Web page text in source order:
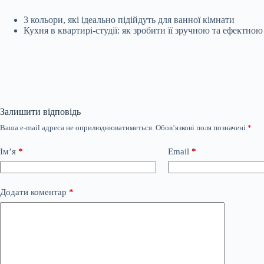
3 кольори, які ідеально підійдуть для ванної кімнати
Кухня в квартирі-студії: як зробити її зручною та ефектною
Залишити відповідь
Ваша e-mail адреса не оприлюднюватиметься. Обов’язкові поля позначені *
Ім’я * Email *
Додати коментар *